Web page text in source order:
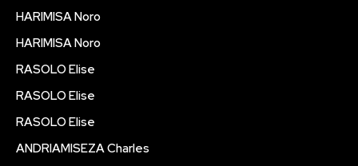
HARIMISA Noro
HARIMISA Noro
RASOLO Elise
RASOLO Elise
RASOLO Elise
ANDRIAMISEZA Charles